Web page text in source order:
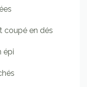
coupé en dés
épi